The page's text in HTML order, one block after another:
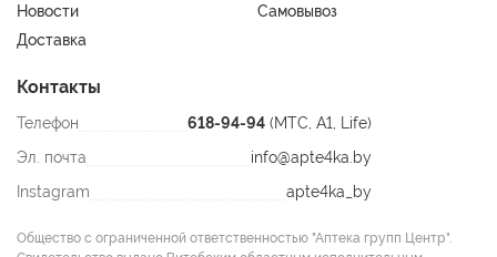
Новости
Самовывоз
Доставка
Контакты
Телефон 618-94-94 (МТС, A1, Life)
Эл. почта
info@apte4ka.by
Instagram
apte4ka_by
Общество с ограниченной ответственностью "Аптека групп Центр".